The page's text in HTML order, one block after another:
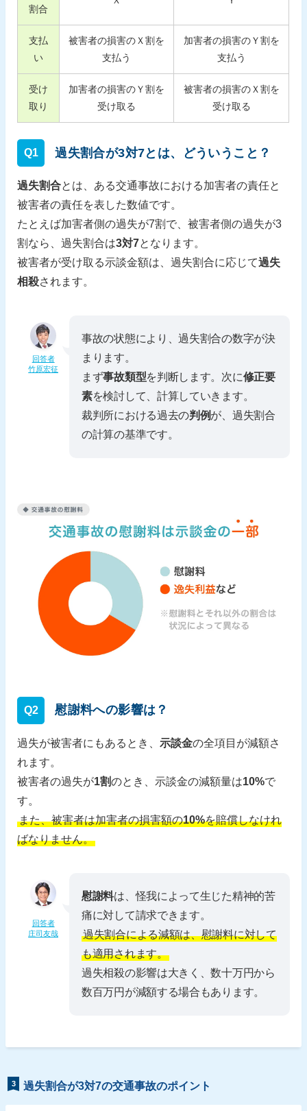
割合
支払
い
被害者の損害のＸ割を
支払う
加害者の損害のＹ割を
支払う
受け
取り
加害者の損害のＹ割を
受け取る
被害者の損害のＸ割を
受け取る
Q1 過失割合が3対7とは、どういうこと？
過失割合とは、ある交通事故における加害者の責任と
被害者の責任を表した数値です。
たとえば加害者側の過失が7割で、被害者側の過失が3
割なら、過失割合は3対7となります。
被害者が受け取る示談金額は、過失割合に応じて過失
相殺されます。
回答者
竹原宏征
事故の状態により、過失割合の数字が決
まります。
まず事故類型を判断します。次に修正要
素を検討して、計算していきます。
裁判所における過去の判例が、過失割合
の計算の基準です。
Q2 慰謝料への影響は？
過失が被害者にもあるとき、示談金の全項目が減額さ
れます。
被害者の過失が1割のとき、示談金の減額量は10%で
す。
また、被害者は加害者の損害額の10%を賠償しなけれ
ばなりません。
回答者
庄司友哉
慰謝料は、怪我によって生じた精神的苦
痛に対して請求できます。
過失割合による減額は、慰謝料に対して
も適用されます。
過失相殺の影響は大きく、数十万円から
数百万円が減額する場合もあります。
3 過失割合が3対7の交通事故のポイント